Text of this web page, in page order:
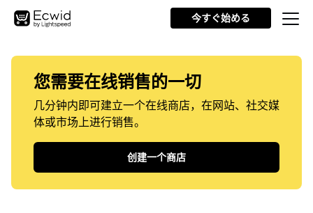
今すぐ始める
您需要在线销售的一切
几分钟内即可建立一个在线商店，在网站、社交媒
体或市场上进行销售。
创建一个商店